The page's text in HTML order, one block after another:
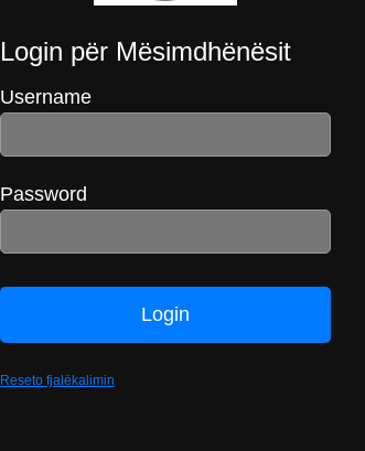
Login për Mësimdhënësit
Username
Password
Reseto fjalëkalimin